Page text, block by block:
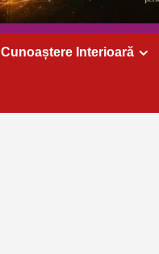
Cunoaștere Interioară